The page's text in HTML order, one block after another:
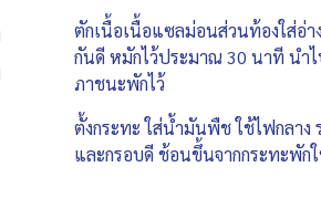
ตักเนื้อเนื้อแซลม่อนส่วนท้องใส่อ่า
กันดี หมักไว้ประมาณ 30 นาที นำ
ภาชนะพักไว้
ตั้งกระทะ ใส่น้ำมันพืช ใช้ไฟกลา
และกรอบดี ช้อนขึ้นจากกระทะพัก